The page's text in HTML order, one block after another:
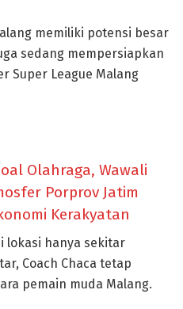
memiliki potensi besar
sedang mempersiapkan
Super League Malang
Olahraga, Wawali
Porprov Jatim
Kerakyatan
lokasi hanya sekitar
Coach Chaca tetap
pemain muda Malang.